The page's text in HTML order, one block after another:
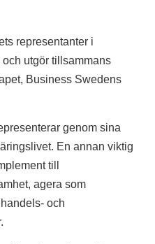
representanter i
utgör tillsammans
Business Swedens
genom sina
En annan viktig
till
agera som
och